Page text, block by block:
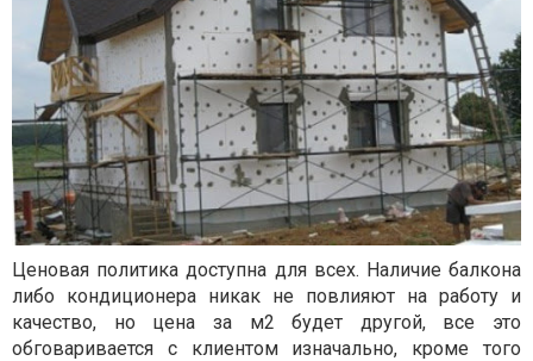
Ценовая политика доступна для всех. Наличие балкона
либо кондиционера никак не повлияют на работу и
качество, но цена за м2 будет другой, все это
обговаривается с клиентом изначально, кроме того